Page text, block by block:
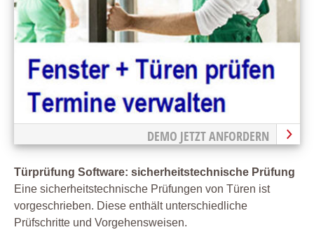
DEMO JETZT ANFORDERN
Türprüfung Software: sicherheitstechnische Prüfung
Eine sicherheitstechnische Prüfungen von Türen ist
vorgeschrieben. Diese enthält unterschiedliche
Prüfschritte und Vorgehensweisen.